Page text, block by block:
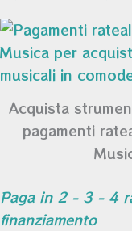
Acquista
pagamenti
Paga in 2 - 3 - 4
finanziamento